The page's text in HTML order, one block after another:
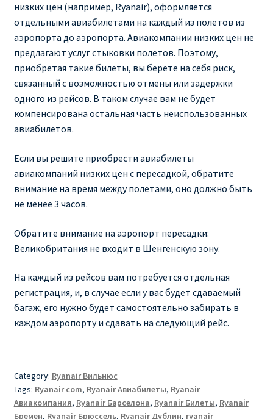
АВИАБИЛЕТЫ ХЕЛЬСИНКИ МИЛАН
Акции RYANAIR из Варшавы
Акции RYANAIR из Вильнюса
Акции RYANAIR из Каунаса
Аликанте
Барселона
БРОНИРОВАНИЕ
ДЕШЕВЫЕ АВИАБИЛЕТЫ В БАРСЕЛОНУ
ДЕШЕВЫЕ АВИАБИЛЕТЫ В БЕРЛИН
ДЕШЕВЫЕ АВИАБИЛЕТЫ В ВАРШАВУ
низких цен (например, Ryanair), оформляется
отдельными авиабилетами на каждый из полетов из
аэропорта до аэропорта. Авиакомпании низких цен не
предлагают услуг стыковки полетов. Поэтому,
приобретая такие билеты, вы берете на себя риск,
связанный с возможностью отмены или задержки
одного из рейсов. В таком случае вам не будет
компенсирована остальная часть неиспользованных
авиабилетов.
Если вы решите приобрести авиабилеты
авиакомпаний низких цен с пересадкой, обратите
внимание на время между полетами, оно должно быть
не менее 3 часов.
Обратите внимание на аэропорт пересадки:
Великобритания не входит в Шенгенскую зону.
На каждый из рейсов вам потребуется отдельная
регистрация, и, в случае если у вас будет сдаваемый
багаж, его нужно будет самостоятельно забирать в
каждом аэропорту и сдавать на следующий рейс.
Category: Ryanair Вильнюс
Tags: Ryanair com, Ryanair Авиабилеты, Ryanair
Авиакомпания, Ryanair Барселона, Ryanair Билеты, Ryanair
Бремен, Ryanair Брюссель, Ryanair Дублин, ryanair